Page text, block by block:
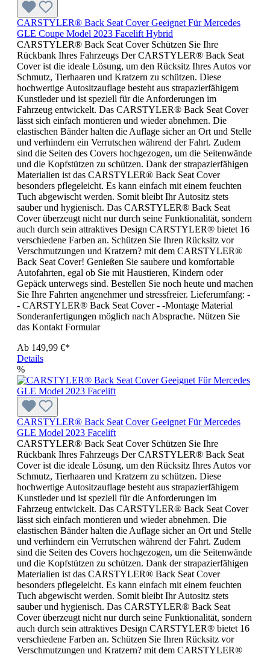
CARSTYLER® Back Seat Cover Geeignet Für Mercedes
GLE Coupe Model 2023 Facelift Hybrid
CARSTYLER® Back Seat Cover Schützen Sie Ihre
Rückbank Ihres Fahrzeugs Der CARSTYLER® Back Seat
Cover ist die ideale Lösung, um den Rücksitz Ihres Autos vor
Schmutz, Tierhaaren und Kratzern zu schützen. Diese
hochwertige Autositzauflage besteht aus strapazierfähigem
Kunstleder und ist speziell für die Anforderungen im
Fahrzeug entwickelt. Das CARSTYLER® Back Seat Cover
lässt sich einfach montieren und wieder abnehmen. Die
elastischen Bänder halten die Auflage sicher an Ort und Stelle
und verhindern ein Verrutschen während der Fahrt. Zudem
sind die Seiten des Covers hochgezogen, um die Seitenwände
und die Kopfstützen zu schützen. Dank der strapazierfähigen
Materialien ist das CARSTYLER® Back Seat Cover
besonders pflegeleicht. Es kann einfach mit einem feuchten
Tuch abgewischt werden. Somit bleibt Ihr Autositz stets
sauber und hygienisch. Das CARSTYLER® Back Seat
Cover überzeugt nicht nur durch seine Funktionalität, sondern
auch durch sein attraktives Design CARSTYLER® bietet 16
verschiedene Farben an. Schützen Sie Ihren Rücksitz vor
Verschmutzungen und Kratzern? mit dem CARSTYLER®
Back Seat Cover! Genießen Sie saubere und komfortable
Autofahrten, egal ob Sie mit Haustieren, Kindern oder
Gepäck unterwegs sind. Bestellen Sie noch heute und machen
Sie Ihre Fahrten angenehmer und stressfreier. Lieferumfang: -
- CARSTYLER® Back Seat Cover - -Montage Material
Sonderanfertigungen möglich nach Absprache. Nützen Sie
das Kontakt Formular
Ab 149,99 €*
Details
%
CARSTYLER® Back Seat Cover Geeignet Für Mercedes
GLE Model 2023 Facelift
CARSTYLER® Back Seat Cover Schützen Sie Ihre
Rückbank Ihres Fahrzeugs Der CARSTYLER® Back Seat
Cover ist die ideale Lösung, um den Rücksitz Ihres Autos vor
Schmutz, Tierhaaren und Kratzern zu schützen. Diese
hochwertige Autositzauflage besteht aus strapazierfähigem
Kunstleder und ist speziell für die Anforderungen im
Fahrzeug entwickelt. Das CARSTYLER® Back Seat Cover
lässt sich einfach montieren und wieder abnehmen. Die
elastischen Bänder halten die Auflage sicher an Ort und Stelle
und verhindern ein Verrutschen während der Fahrt. Zudem
sind die Seiten des Covers hochgezogen, um die Seitenwände
und die Kopfstützen zu schützen. Dank der strapazierfähigen
Materialien ist das CARSTYLER® Back Seat Cover
besonders pflegeleicht. Es kann einfach mit einem feuchten
Tuch abgewischt werden. Somit bleibt Ihr Autositz stets
sauber und hygienisch. Das CARSTYLER® Back Seat
Cover überzeugt nicht nur durch seine Funktionalität, sondern
auch durch sein attraktives Design CARSTYLER® bietet 16
verschiedene Farben an. Schützen Sie Ihren Rücksitz vor
Verschmutzungen und Kratzern? mit dem CARSTYLER®